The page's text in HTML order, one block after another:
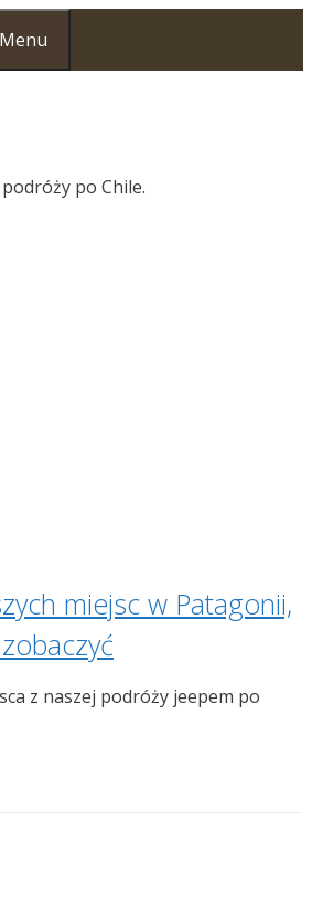
Menu
po Chile.
miejsc w Patagonii,
z naszej podróży jeepem po